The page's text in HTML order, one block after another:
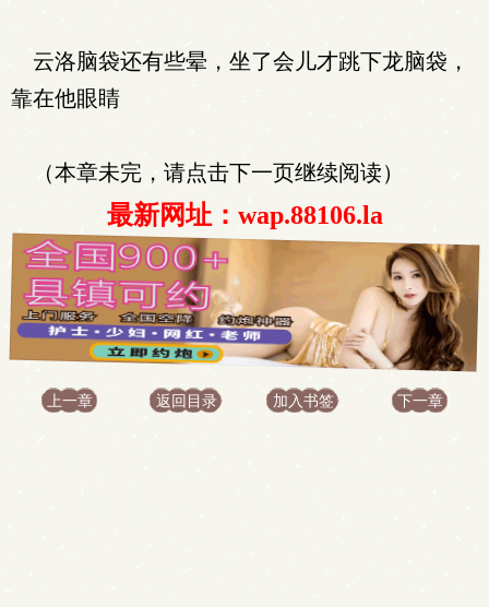
云洛脑袋还有些晕，坐了会儿才跳下龙脑袋，
靠在他眼睛
（本章未完，请点击下一页继续阅读）
最新网址：wap.88106.la
上一章 返回目录 加入书签 下一章